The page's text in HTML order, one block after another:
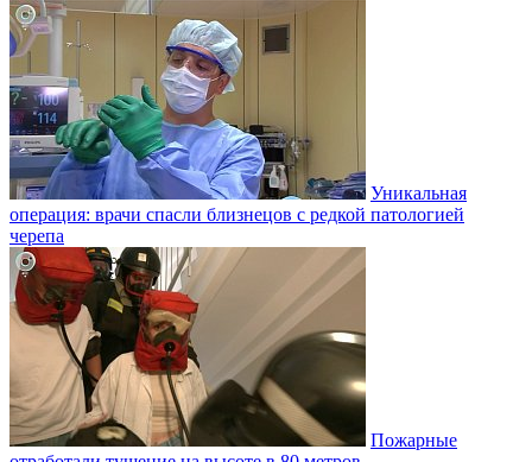
Уникальная
операция: врачи спасли близнецов с редкой патологией
черепа
Пожарные